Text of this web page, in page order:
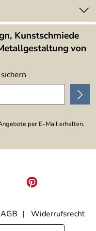
Kunstschmiede
von
per E-Mail erhalten.
Unternehmen
wird in anonymer Form
anklicke. Die
genommen.
AGB
Widerrufsrecht